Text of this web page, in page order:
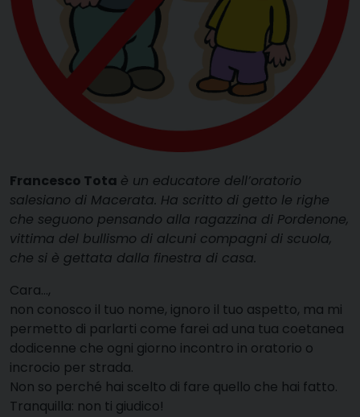
Francesco Tota è un educatore dell’oratorio
salesiano di Macerata. Ha scritto di getto le righe
che seguono pensando alla ragazzina di Pordenone,
vittima del bullismo di alcuni compagni di scuola,
che si è gettata dalla finestra di casa.
Cara…,
non conosco il tuo nome, ignoro il tuo aspetto, ma mi
permetto di parlarti come farei ad una tua coetanea
dodicenne che ogni giorno incontro in oratorio o
incrocio per strada.
Non so perché hai scelto di fare quello che hai fatto.
Tranquilla: non ti giudico!